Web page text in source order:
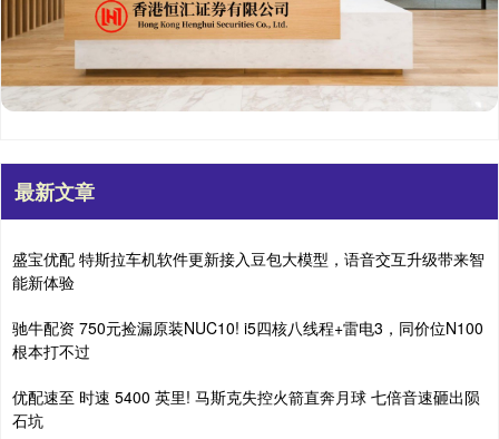
最新文章
盛宝优配 特斯拉车机软件更新接入豆包大模型，语音交互升级带来智
能新体验
驰牛配资 750元捡漏原装NUC10! i5四核八线程+雷电3，同价位N100
根本打不过
优配速至 时速 5400 英里! 马斯克失控火箭直奔月球 七倍音速砸出陨
石坑